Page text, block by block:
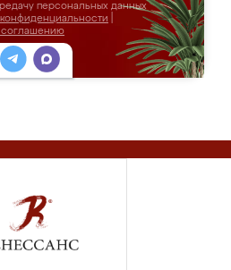
персональных данных
соглашению